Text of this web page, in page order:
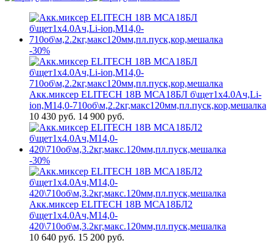
-30%
Акк.миксер ELITECH 18В МСА18БЛ б\щет1х4.0Ач,Li-
ion,М14,0-710об\м,2.2кг,макс120мм,пл.пуск,кор,мешалка
10 430 руб. 14 900 руб.
-30%
Акк.миксер ELITECH 18В МСА18БЛ2
б\щет1х4.0Ач,М14,0-
420\710об\м,3.2кг,макс.120мм,пл.пуск,мешалка
10 640 руб. 15 200 руб.